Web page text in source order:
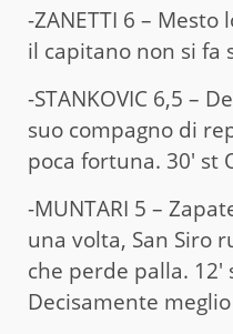
-ZANETTI 6 –
il capitano non si fa
-STANKOVIC 6,5 –
suo compagno di
poca fortuna. 30′ st
-MUNTARI 5 –
una volta, San Siro
che perde palla. 12′
Decisamente